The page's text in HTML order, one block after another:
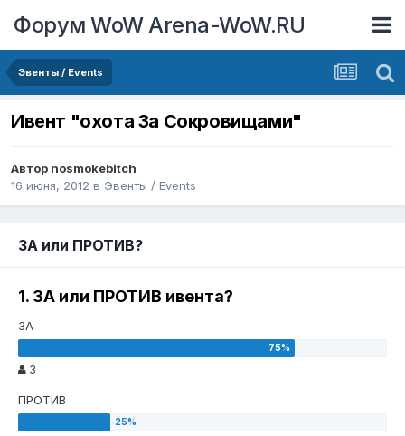
Форум WoW Arena-WoW.RU
Эвенты / Events
Ивент "охота За Сокровищами"
Автор nosmokebitch
16 июня, 2012 в Эвенты / Events
ЗА или ПРОТИВ?
1. ЗА или ПРОТИВ ивента?
ЗА
3
ПРОТИВ